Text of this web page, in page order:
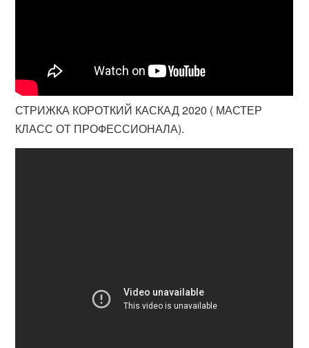
СТРИЖКА КОРОТКИЙ КАСКАД 2020 ( МАСТЕР
КЛАСС ОТ ПРОФЕССИОНАЛА).